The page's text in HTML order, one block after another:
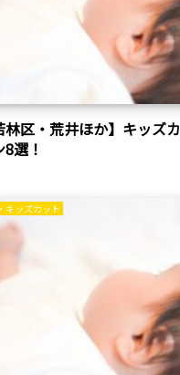
林区・荒井ほか】キッズ
選！
キッズカット